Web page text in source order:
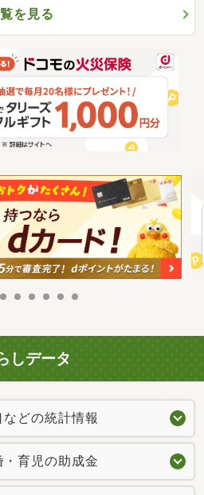
を見る
しデータ
どの統計情報
育児の助成金